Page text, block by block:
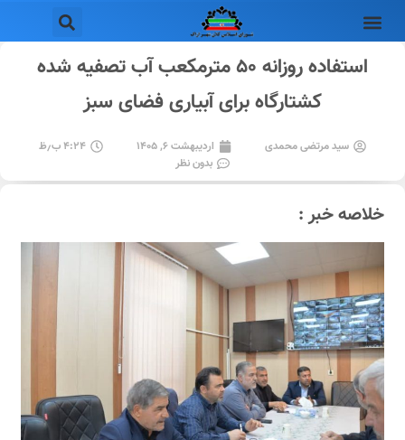
استفاده روزانه ۵۰ مترمکعب آب تصفیه شده
کشتارگاه برای آبیاری فضای سبز
سید مرتضی محمدی اردیبهشت ۶, ۱۴۰۵
۴:۲۴ ب٫ظ
بدون نظر
خلاصه خبر :